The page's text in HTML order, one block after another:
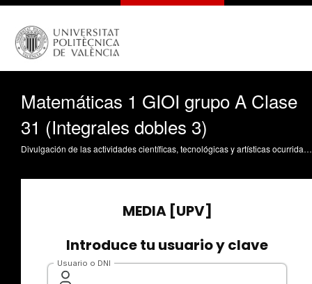
Matemáticas 1 GIOI grupo A Clase
31 (Integrales dobles 3)
Divulgación de las actividades científicas, tecnológicas y artísticas ocurridas en los tres campus de la UPV